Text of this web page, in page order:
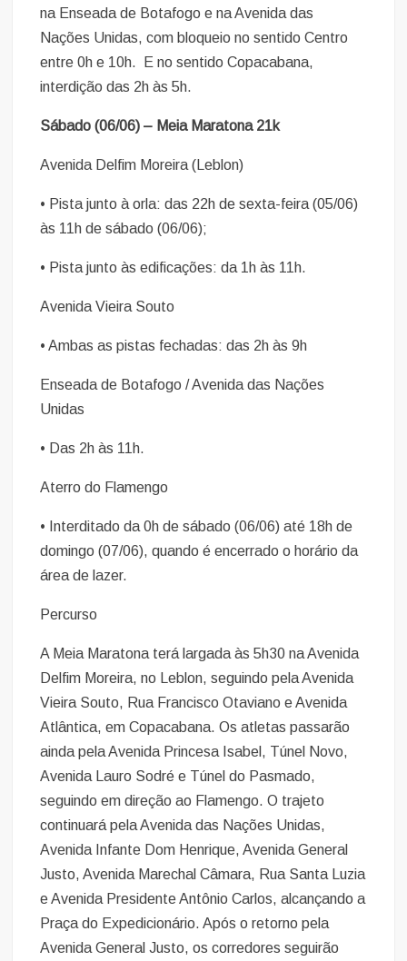
na Enseada de Botafogo e na Avenida das
Nações Unidas, com bloqueio no sentido Centro
entre 0h e 10h. E no sentido Copacabana,
interdição das 2h às 5h.
Sábado (06/06) – Meia Maratona 21k
Avenida Delfim Moreira (Leblon)
• Pista junto à orla: das 22h de sexta-feira (05/06)
às 11h de sábado (06/06);
• Pista junto às edificações: da 1h às 11h.
Avenida Vieira Souto
• Ambas as pistas fechadas: das 2h às 9h
Enseada de Botafogo / Avenida das Nações
Unidas
• Das 2h às 11h.
Aterro do Flamengo
• Interditado da 0h de sábado (06/06) até 18h de
domingo (07/06), quando é encerrado o horário da
área de lazer.
Percurso
A Meia Maratona terá largada às 5h30 na Avenida
Delfim Moreira, no Leblon, seguindo pela Avenida
Vieira Souto, Rua Francisco Otaviano e Avenida
Atlântica, em Copacabana. Os atletas passarão
ainda pela Avenida Princesa Isabel, Túnel Novo,
Avenida Lauro Sodré e Túnel do Pasmado,
seguindo em direção ao Flamengo. O trajeto
continuará pela Avenida das Nações Unidas,
Avenida Infante Dom Henrique, Avenida General
Justo, Avenida Marechal Câmara, Rua Santa Luzia
e Avenida Presidente Antônio Carlos, alcançando a
Praça do Expedicionário. Após o retorno pela
Avenida General Justo, os corredores seguirão